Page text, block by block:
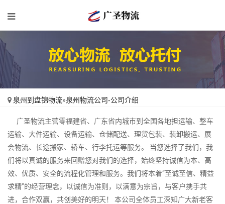
泉州到盘锦物流»泉州物流公司-公司介绍
广圣物流主营零福建省、广东省内城市到全国各地担运输、整车
运输、大件运输、设备运输、仓储配送、理货包装、装卸搬运、展
会物流、长途搬家、轿车、行李托运等服务。 当您选择了我们，我
们将以真诚的服务来回赠您对我们的选择，始终坚持诚信为本、高
效、优质、安全的流程化管理和服务。我们将本着“至诚至信、精益
求精”的经营理念，以诚信为准则，以满意为宗旨，与客户携手共
进，合作双赢，共创美好的明天！ 本公司全体员工深知广大新老客